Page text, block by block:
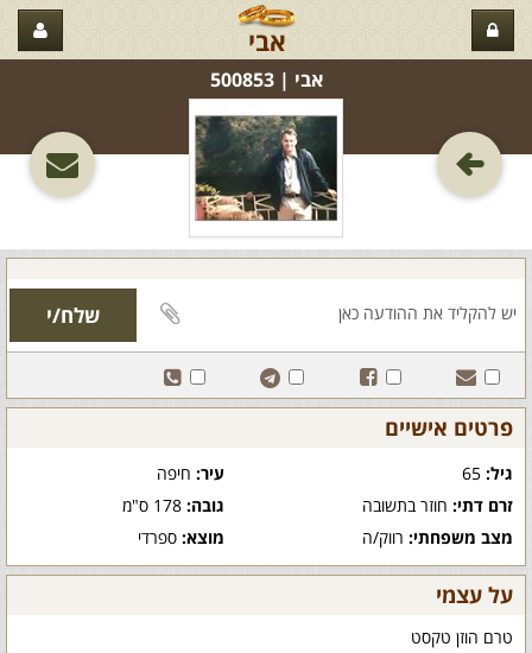
אבי
אבי‏ | 500853
פרטים אישיים
גיל: עיר:חיפה
זרם דתי: חוזר בתשובה גובה:178 ס"מ
מצב משפחתי: רווק/ה מוצא:ספרדי
על עצמי
טרם הוזן טקסט